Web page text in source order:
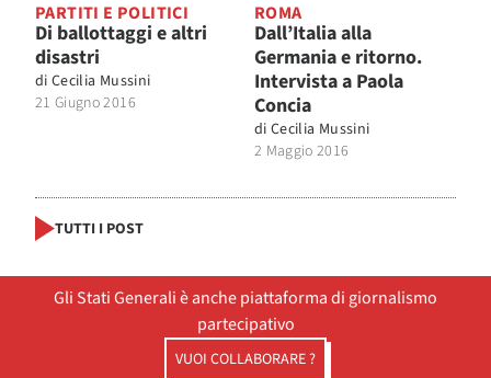
PARTITI E POLITICI
Di ballottaggi e altri
disastri
di Cecilia Mussini
21 Giugno 2016
ROMA
Dall’Italia alla
Germania e ritorno.
Intervista a Paola
Concia
di Cecilia Mussini
2 Maggio 2016
TUTTI I POST
Gli Stati Generali è anche piattaforma di giornalismo
partecipativo
VUOI COLLABORARE ?